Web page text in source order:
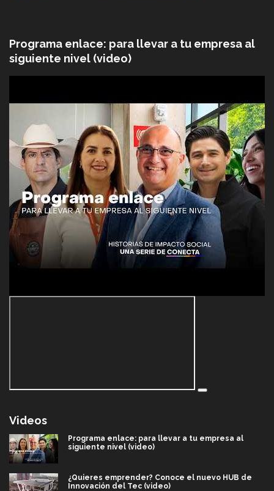
Programa enlace: para llevar a tu empresa al
siguiente nivel (video)
Videos
Programa enlace: para llevar a tu empresa al
siguiente nivel (video)
¿Quieres emprender? Conoce el nuevo HUB de
Innovación del Tec (video)